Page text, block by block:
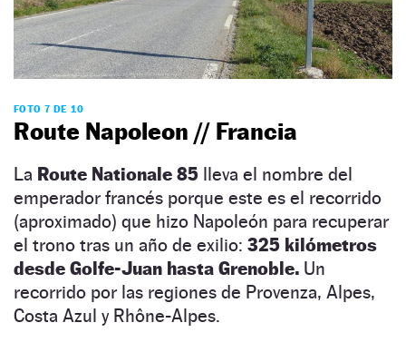
FOTO 7 DE 10
Route Napoleon // Francia
La Route Nationale 85 lleva el nombre del
emperador francés porque este es el recorrido
(aproximado) que hizo Napoleón para recuperar
el trono tras un año de exilio: 325 kilómetros
desde Golfe-Juan hasta Grenoble. Un
recorrido por las regiones de Provenza, Alpes,
Costa Azul y Rhône-Alpes.